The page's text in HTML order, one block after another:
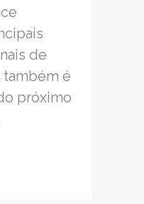
de
também é
próximo